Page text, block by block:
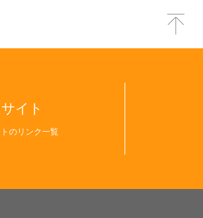
イト
のリンク一覧